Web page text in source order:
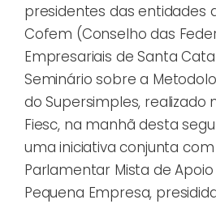
presidentes das entidades
Cofem (Conselho das
Empresariais de Santa
Seminário sobre a
do Supersimples, realizado
Fiesc, na manhã desta
uma iniciativa conjunta
Parlamentar Mista de
Pequena Empresa,